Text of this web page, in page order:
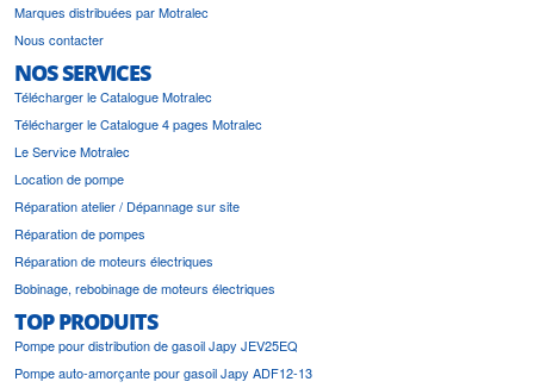
Marques distribuées par Motralec
Nous contacter
NOS SERVICES
Télécharger le Catalogue Motralec
Télécharger le Catalogue 4 pages Motralec
Le Service Motralec
Location de pompe
Réparation atelier / Dépannage sur site
Réparation de pompes
Réparation de moteurs électriques
Bobinage, rebobinage de moteurs électriques
TOP PRODUITS
Pompe pour distribution de gasoil Japy JEV25EQ
Pompe auto-amorçante pour gasoil Japy ADF12-13